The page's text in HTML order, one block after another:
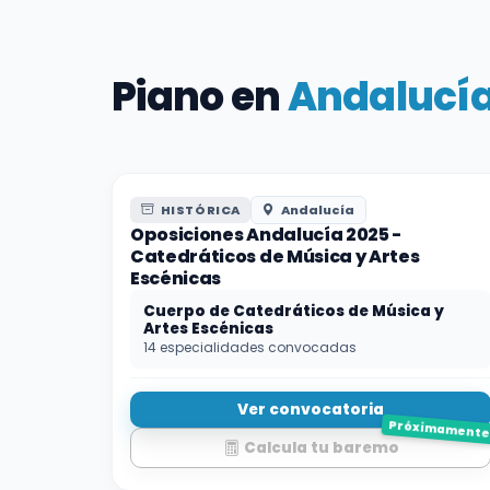
Piano en
HISTÓRICA Andalucía
Oposiciones Andalucía 2025 -
Catedráticos de Música y Artes
Escénicas
Cuerpo de Catedráticos de Música y
Artes Escénicas
14 especialidades convocadas
Ver convocatoria
Calcula tu baremo
Próximamente